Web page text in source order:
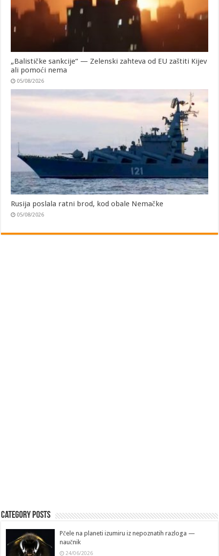
„Balističke sankcije“ — Zelenski zahteva od EU zaštiti Kijev
ali pomoći nema
05/08/2026
Rusija poslala ratni brod, kod obale Nemačke
05/08/2026
Category Posts
Pčele na planeti izumiru iz nepoznatih razloga —
naučnik
24/06/2026